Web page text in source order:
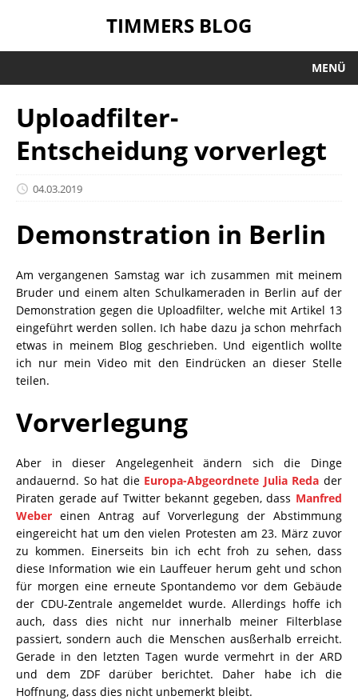
TIMMERS BLOG
MENÜ
Uploadfilter-
Entscheidung vorverlegt
04.03.2019
Demonstration in Berlin
Am vergangenen Samstag war ich zusammen mit meinem
Bruder und einem alten Schulkameraden in Berlin auf der
Demonstration gegen die Uploadfilter, welche mit Artikel 13
eingeführt werden sollen. Ich habe dazu ja schon mehrfach
etwas in meinem Blog geschrieben. Und eigentlich wollte
ich nur mein Video mit den Eindrücken an dieser Stelle
teilen.
Vorverlegung
Aber in dieser Angelegenheit ändern sich die Dinge
andauernd. So hat die Europa-Abgeordnete Julia Reda der
Piraten gerade auf Twitter bekannt gegeben, dass Manfred
Weber einen Antrag auf Vorverlegung der Abstimmung
eingereicht hat um den vielen Protesten am 23. März zuvor
zu kommen. Einerseits bin ich echt froh zu sehen, dass
diese Information wie ein Lauffeuer herum geht und schon
für morgen eine erneute Spontandemo vor dem Gebäude
der CDU-Zentrale angemeldet wurde. Allerdings hoffe ich
auch, dass dies nicht nur innerhalb meiner Filterblase
passiert, sondern auch die Menschen ausßerhalb erreicht.
Gerade in den letzten Tagen wurde vermehrt in der ARD
und dem ZDF darüber berichtet. Daher habe ich die
Hoffnung, dass dies nicht unbemerkt bleibt.